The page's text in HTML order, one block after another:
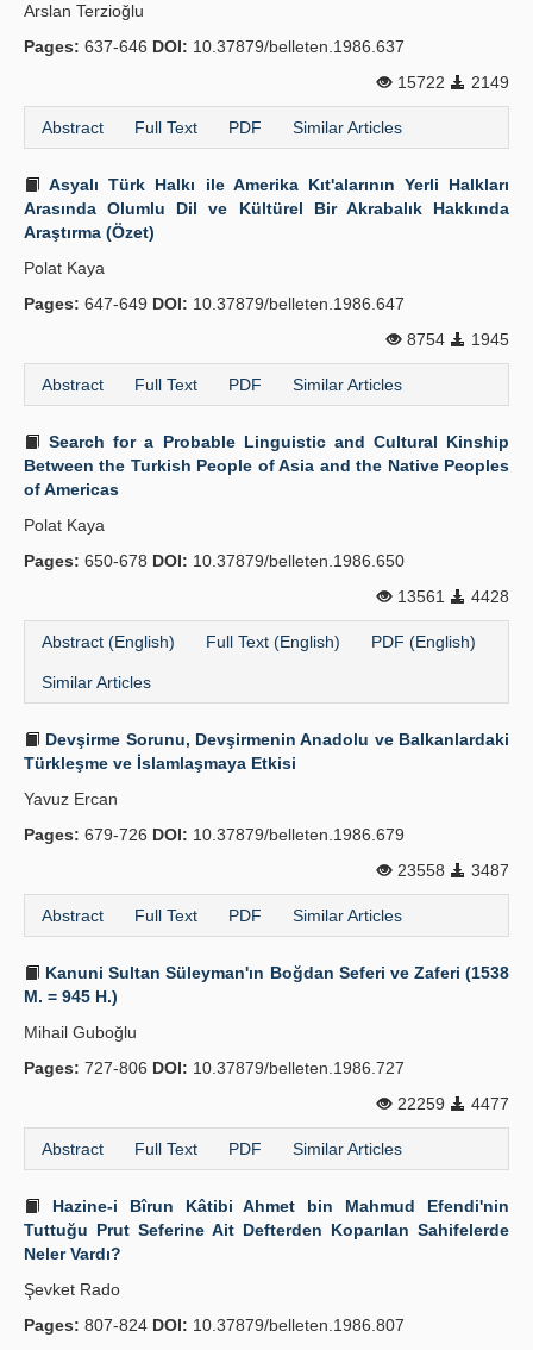
Arslan Terzioğlu
Pages: 637-646 DOI: 10.37879/belleten.1986.637
15722
2149
Abstract Full Text PDF Similar Articles
Asyalı Türk Halkı ile Amerika Kıt'alarının Yerli Halkları
Arasında Olumlu Dil ve Kültürel Bir Akrabalık Hakkında
Araştırma (Özet)
Polat Kaya
Pages: 647-649 DOI: 10.37879/belleten.1986.647
8754
1945
Abstract Full Text PDF Similar Articles
Search for a Probable Linguistic and Cultural Kinship
Between the Turkish People of Asia and the Native Peoples
of Americas
Polat Kaya
Pages: 650-678 DOI: 10.37879/belleten.1986.650
13561
4428
Abstract (English) Full Text (English) PDF (English)
Similar Articles
Devşirme Sorunu, Devşirmenin Anadolu ve Balkanlardaki
Türkleşme ve İslamlaşmaya Etkisi
Yavuz Ercan
Pages: 679-726 DOI: 10.37879/belleten.1986.679
23558
3487
Abstract Full Text PDF Similar Articles
Kanuni Sultan Süleyman'ın Boğdan Seferi ve Zaferi (1538
M. = 945 H.)
Mihail Guboğlu
Pages: 727-806 DOI: 10.37879/belleten.1986.727
22259
4477
Abstract Full Text PDF Similar Articles
Hazine-i Bîrun Kâtibi Ahmet bin Mahmud Efendi'nin
Tuttuğu Prut Seferine Ait Defterden Koparılan Sahifelerde
Neler Vardı?
Şevket Rado
Pages: 807-824 DOI: 10.37879/belleten.1986.807